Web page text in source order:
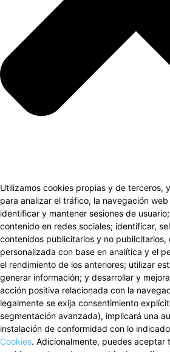
Utilizamos cookies propias y de terceros,
para analizar el tráfico, la navegación
identificar y mantener sesiones de
contenido en redes sociales; identificar,
contenidos publicitarios y no publicitarios,
personalizada con base en analítica y el
el rendimiento de los anteriores; utilizar
generar información; y desarrollar y
acción positiva relacionada con la
legalmente se exija consentimiento
segmentación avanzada), implicará una
instalación de conformidad con lo
Cookies. Adicionalmente, puedes aceptar